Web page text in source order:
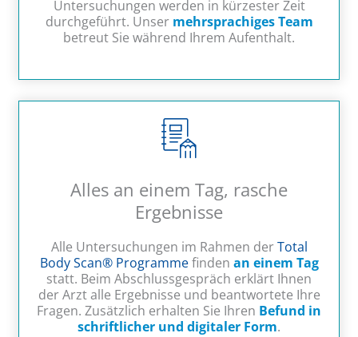
Untersuchungen werden in kürzester Zeit
durchgeführt. Unser mehrsprachiges Team
betreut Sie während Ihrem Aufenthalt.
Alles an einem Tag, rasche
Ergebnisse
Alle Untersuchungen im Rahmen derTotal
Body Scan® Programmefinden an einem Tag
statt. Beim Abschlussgespräch erklärt Ihnen
der Arzt alle Ergebnisse und beantwortete Ihre
Fragen. Zusätzlich erhalten Sie Ihren Befund in
schriftlicher und digitaler Form.